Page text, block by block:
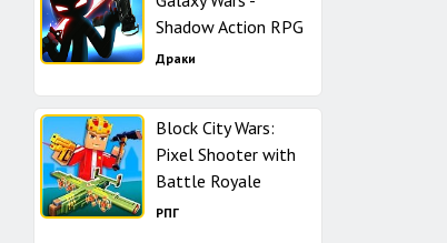
Shadow Action RPG
Драки
Block City Wars:
Pixel Shooter with
Battle Royale
РПГ